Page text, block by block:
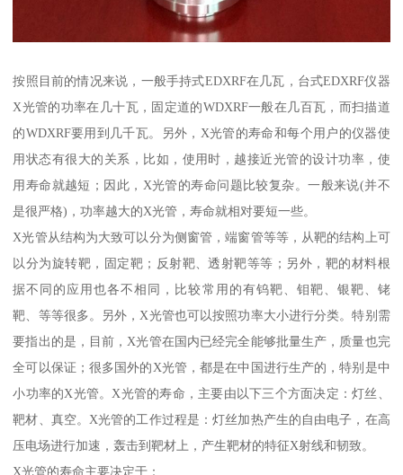
按照目前的情况来说，一般手持式EDXRF在几瓦，台式EDXRF仪器
X光管的功率在几十瓦，固定道的WDXRF一般在几百瓦，而扫描道
的WDXRF要用到几千瓦。另外，X光管的寿命和每个用户的仪器使
用状态有很大的关系，比如，使用时，越接近光管的设计功率，使
用寿命就越短；因此，X光管的寿命问题比较复杂。一般来说(并不
是很严格)，功率越大的X光管，寿命就相对要短一些。
X光管从结构为大致可以分为侧窗管，端窗管等等，从靶的结构上可
以分为旋转靶，固定靶；反射靶、透射靶等等；另外，靶的材料根
据不同的应用也各不相同，比较常用的有钨靶、钼靶、银靶、铑
靶、等等很多。另外，X光管也可以按照功率大小进行分类。特别需
要指出的是，目前，X光管在国内已经完全能够批量生产，质量也完
全可以保证；很多国外的X光管，都是在中国进行生产的，特别是中
小功率的X光管。X光管的寿命，主要由以下三个方面决定：灯丝、
靶材、真空。X光管的工作过程是：灯丝加热产生的自由电子，在高
压电场进行加速，轰击到靶材上，产生靶材的特征X射线和韧致。
X光管的寿命主要决定于：